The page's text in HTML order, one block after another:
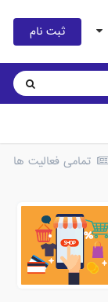
ثبت نام
تمامی فعالیت ها